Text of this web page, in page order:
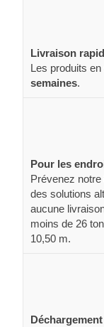
Livraison
Les produits
semaines.
Pour les
Prévenez
des solutions
aucune
moins de 26
10,50 m.